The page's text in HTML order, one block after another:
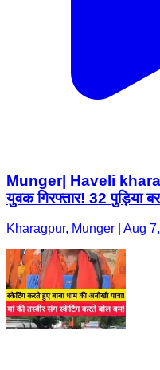
Munger| Haveli
युवक गिरफ्तार! 32 पुड़िया
Kharagpur, Munger | Aug